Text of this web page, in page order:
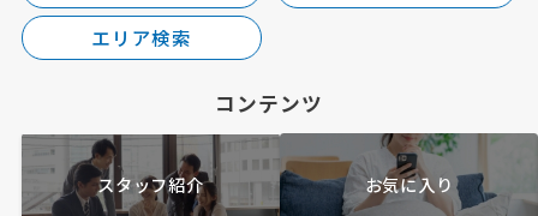
エリア検索
コンテンツ
スタッフ紹介 お気に入り